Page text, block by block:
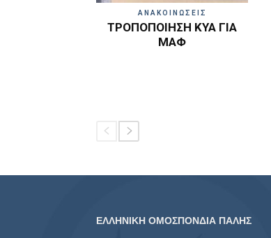
ΑΝΑΚΟΙΝΩΣΕΙΣ
ΤΡΟΠΟΠΟΙΗΣΗ ΚΥΑ ΓΙΑ
ΜΑΦ
ΕΛΛΗΝΙΚΗ ΟΜΟΣΠΟΝΔΙΑ ΠΑΛΗΣ